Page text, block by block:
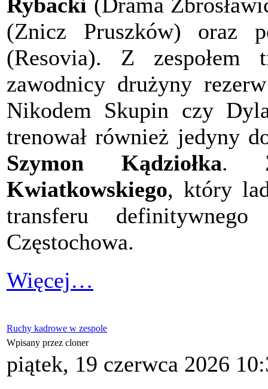
(Znicz Pruszków) oraz
(Resovia). Z zespołem
zawodnicy drużyny
Nikodem Skupin czy
trenował również jedyny
Szymon Kądziołka.
Kwiatkowskiego, który
transferu
Częstochowa.
Więcej…
Ruchy kadrowe w zespole
Wpisany przez cloner
piątek, 19 czerwca 2026